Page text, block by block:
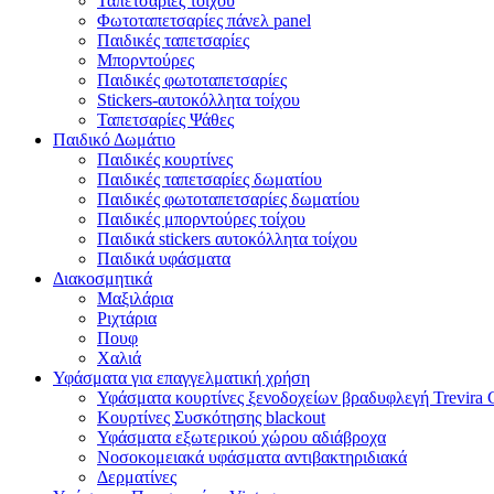
Φωτοταπετσαρίες πάνελ panel
Παιδικές ταπετσαρίες
Μπορντούρες
Παιδικές φωτοταπετσαρίες
Stickers-αυτοκόλλητα τοίχου
Ταπετσαρίες Ψάθες
Παιδικό Δωμάτιο
Παιδικές κουρτίνες
Παιδικές ταπετσαρίες δωματίου
Παιδικές φωτοταπετσαρίες δωματίου
Παιδικές μπορντούρες τοίχου
Παιδικά stickers αυτοκόλλητα τοίχου
Παιδικά υφάσματα
Διακοσμητικά
Μαξιλάρια
Ριχτάρια
Πουφ
Χαλιά
Υφάσματα για επαγγελματική χρήση
Υφάσματα κουρτίνες ξενοδοχείων βραδυφλεγή Trevira
Κουρτίνες Συσκότησης blackout
Υφάσματα εξωτερικού χώρου αδιάβροχα
Νοσοκομειακά υφάσματα αντιβακτηριδιακά
Δερματίνες